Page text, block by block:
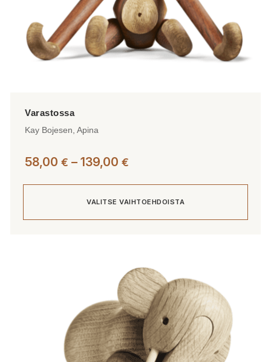
Kay Bojesen, Apina
58,00 € – 139,00 €
139,00 €
VALITSE VAIHTOEHDOISTA